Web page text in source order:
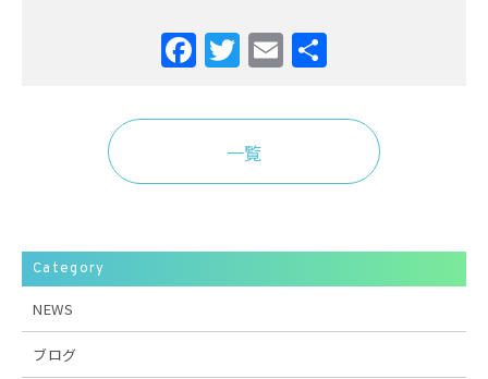
Facebook
Twitter
Email
一覧
Category
NEWS
ブログ